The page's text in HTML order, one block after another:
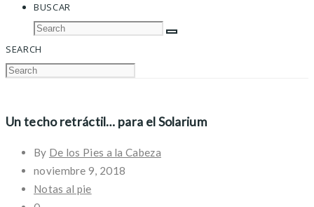
BUSCAR
SEARCH
Un techo retráctil… para el Solarium
By De los Pies a la Cabeza
noviembre 9, 2018
Notas al pie